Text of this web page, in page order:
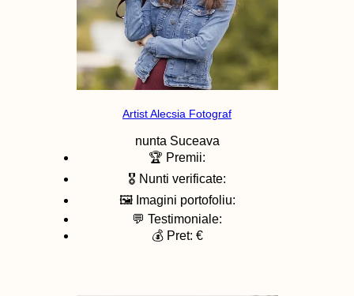
Artist Alecsia Fotograf
nunta Suceava
🏆 Premii:
🎖️ Nunti verificate:
🖼️ Imagini portofoliu:
💬 Testimoniale:
💰 Pret: €